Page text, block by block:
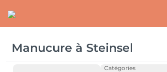
Manucure à Steinsel
Catégories